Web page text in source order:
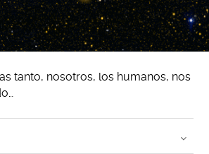
tanto, nosotros, los humanos, nos